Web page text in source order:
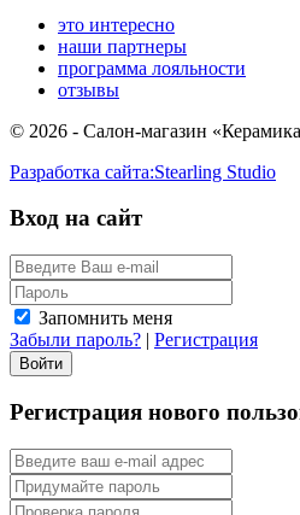
это интересно
наши партнеры
программа лояльности
отзывы
© 2026 - Салон-магазин
Разработка сайта:Stearling Studio
Вход на сайт
Запомнить меня
Забыли пароль? | Регистрация
Регистрация нового